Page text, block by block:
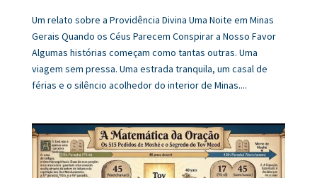
Um relato sobre a Providência Divina Uma Noite em Minas
Gerais Quando os Céus Parecem Conspirar a Nosso Favor
Algumas histórias começam como tantas outras. Uma
viagem sem pressa. Uma estrada tranquila, um casal de
férias e o silêncio acolhedor do interior de Minas....